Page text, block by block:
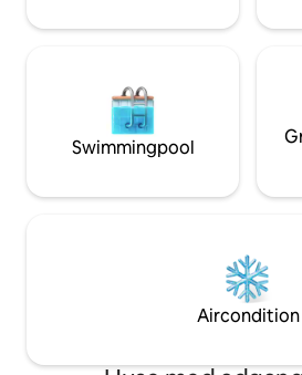
Swimmingpool
Aircondition